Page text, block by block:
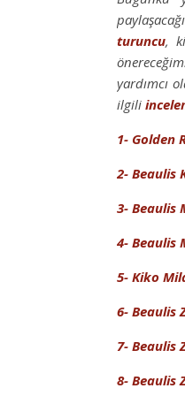
turuncu,
yardımcı
ilgili
1- Golden
2- Beaulis
3- Beaulis
4- Beaulis
5- Kiko
6- Beaulis
7- Beaulis
8- Beaulis